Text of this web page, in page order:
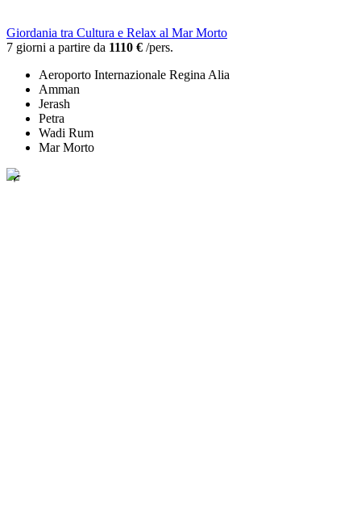
Giordania tra Cultura e Relax al Mar Morto
7 giorni a partire da 1110 € /pers.
Aeroporto Internazionale Regina Alia
Amman
Jerash
Petra
Wadi Rum
Mar Morto